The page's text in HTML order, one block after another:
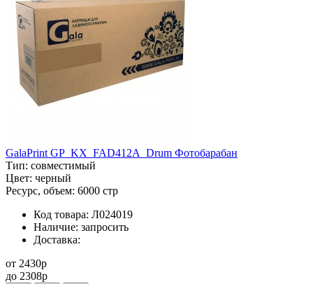
GalaPrint GP_KX_FAD412A_Drum Фотобарабан
Тип: совместимый
Цвет: черный
Ресурс, объем: 6000 стр
Код товара: Л024019
Наличие: запросить
Доставка:
от 2430p
до 2308p